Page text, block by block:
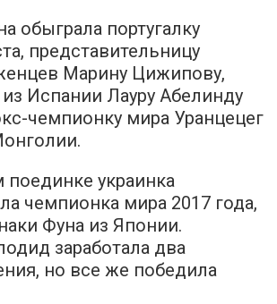
обыграла португалку
представительницу
Марину Цижипову,
Испании Лауру Абелинду
чемпионку мира Уранцецег
украинка
чемпионка мира 2017 года,
Фуна из Японии.
заработала два
но все же победила